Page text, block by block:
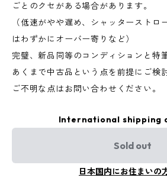
ごとのクセがある場合があります。
（低速がやや遅め、シャッターストロ
はわずかにオーバー寄りなど）
完璧、新品同等のコンディションと特
あくまで中古品という点を前提にご検
ご不明な点はお問い合わせください。
International shipping
Sold out
日本国内にお住まいの